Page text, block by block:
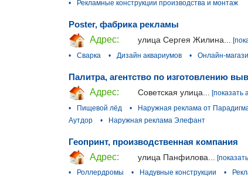
•
Рекламные конструкции производства и монтаж
Poster, фабрика рекламы
Адрес:
улица Сергея Жилина...
•
Сварка • Дизайн аквариумов • Онлайн-
Палитра, агентство по изготовлению
Адрес:
Советская улица...
[показать
•
Пищевой лёд • Наружная реклама от
Аутдор
• Наружная реклама Элефант
Геопринт, производственная компания
Адрес:
улица Панфилова...
•
Роллердромы • Надувные конструкции •